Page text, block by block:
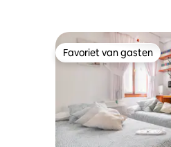
Favoriet van gasten
Favoriet van gasten